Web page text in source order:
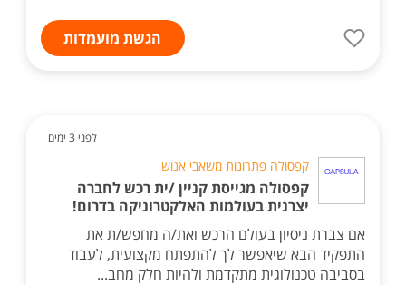
הגשת מועמדות
לפני 3 ימים
קפסולה פתרונות משאבי אנוש
קפסולה מגייסת קניין /ית רכש לחברה
יצרנית בעולמות האלקטרוניקה בדרום!
אם צברת ניסיון בעולם הרכש ואת/ה מחפש/ת את
התפקיד הבא שיאפשר לך להתפתח מקצועית, לעבוד
בסביבה טכנולוגית מתקדמת ולהיות חלק מחב...